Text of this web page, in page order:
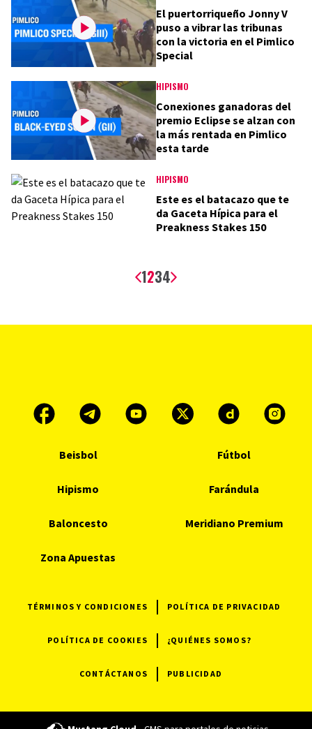
El puertorriqueño Jonny V
puso a vibrar las tribunas
con la victoria en el Pimlico
Special
HIPISMO
Conexiones ganadoras del
premio Eclipse se alzan con
la más rentada en Pimlico
esta tarde
HIPISMO
Este es el batacazo que te
da Gaceta Hípica para el
Preakness Stakes 150
1234
Beisbol Fútbol
Hipismo Farándula
Baloncesto Meridiano Premium
Zona Apuestas
TÉRMINOS Y CONDICIONES POLÍTICA DE PRIVACIDAD
POLÍTICA DE COOKIES ¿QUIÉNES SOMOS?
CONTÁCTANOS PUBLICIDAD